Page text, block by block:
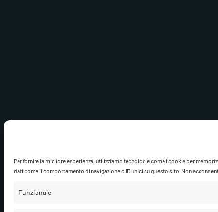
Per fornire la migliore esperienza, utilizziamo tecnologie come i cookie per
dati come il comportamento di navigazione o ID unici su questo sito. Non
Funzionale